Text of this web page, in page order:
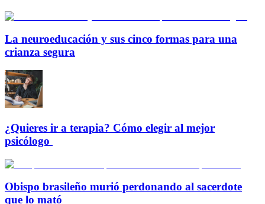
La neuroeducación y sus cinco formas para una
crianza segura
¿Quieres ir a terapia? Cómo elegir al mejor
psicólogo
Obispo brasileño murió perdonando al sacerdote
que lo mató